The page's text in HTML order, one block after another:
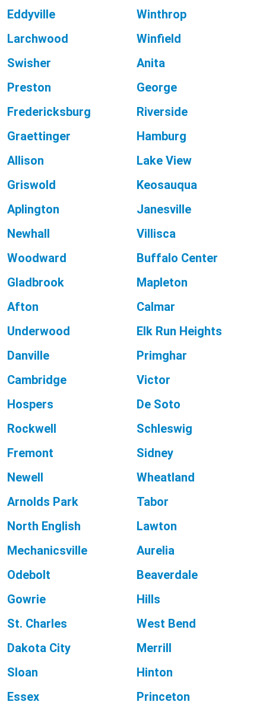
Eddyville
Winthrop
Larchwood
Winfield
Swisher
Anita
Preston
George
Fredericksburg
Riverside
Graettinger
Hamburg
Allison
Lake View
Griswold
Keosauqua
Aplington
Janesville
Newhall
Villisca
Woodward
Buffalo Center
Gladbrook
Mapleton
Afton
Calmar
Underwood
Elk Run Heights
Danville
Primghar
Cambridge
Victor
Hospers
De Soto
Rockwell
Schleswig
Fremont
Sidney
Newell
Wheatland
Arnolds Park
Tabor
North English
Lawton
Mechanicsville
Aurelia
Odebolt
Beaverdale
Gowrie
Hills
St. Charles
West Bend
Dakota City
Merrill
Sloan
Hinton
Essex
Princeton